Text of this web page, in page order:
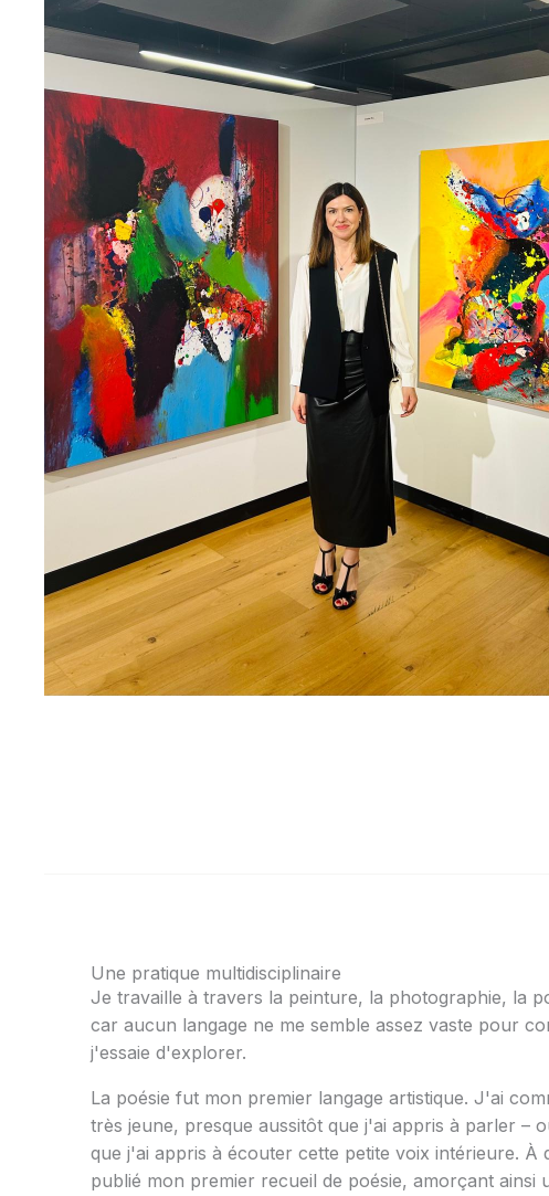
Une pratique multidisciplinaire
Je travaille à travers la peinture, la photographie, la
car aucun langage ne me semble assez vaste pour
j'essaie d'explorer.
La poésie fut mon premier langage artistique. J'ai
très jeune, presque aussitôt que j'ai appris à parler –
que j'ai appris à écouter cette petite voix intérieure. À
publié mon premier recueil de poésie, amorçant ainsi